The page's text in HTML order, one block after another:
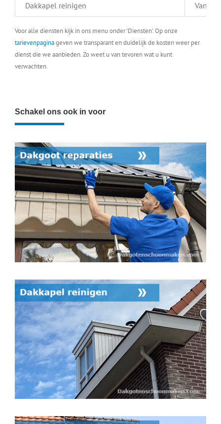
Dakkapel reinigen Vanaf
Voor alle diensten kijk in ons menu onder 'Diensten'. Op onze
tarievenpaginageven we transparant en duidelijk de kosten weer per
dienst die we aanbieden. Zo weet u van tevoren wat u kunt
verwachten.
Schakel ons ook in voor